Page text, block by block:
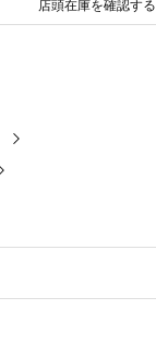
店頭在庫を確認する